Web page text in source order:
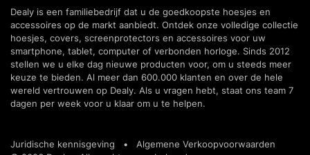
Dealy is een familiebedrijf dat u de goedkoopste hoesjes en
accessoires op de markt aanbiedt. Ontdek onze volledige collectie
hoesjes, covers, screenprotectors en accessoires voor uw
smartphone, tablet, computer of verbonden horloge. Sinds 2012
stellen we u elke dag nieuwe producten voor, om u steeds meer
keuze te bieden. Al meer dan 600.000 klanten en over de hele
wereld vertrouwen op Dealy. Als u vragen hebt, staat ons team 7
dagen per week voor u klaar om u te helpen.
Juridische kennisgeving • Algemene Verkoopvoorwaarden